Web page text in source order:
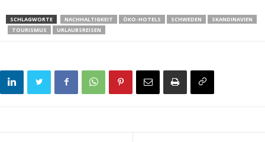
SCHLAGWORTE NACHHALTIGKEIT ÖKO-HOTELS SCHWEDEN
SKANDINAVIEN
TOURISMUS
URLAUBSREISEN